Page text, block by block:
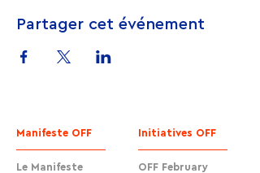
Partager cet événement
Manifeste OFF
Le Manifeste
Initiatives OFF
OFF February